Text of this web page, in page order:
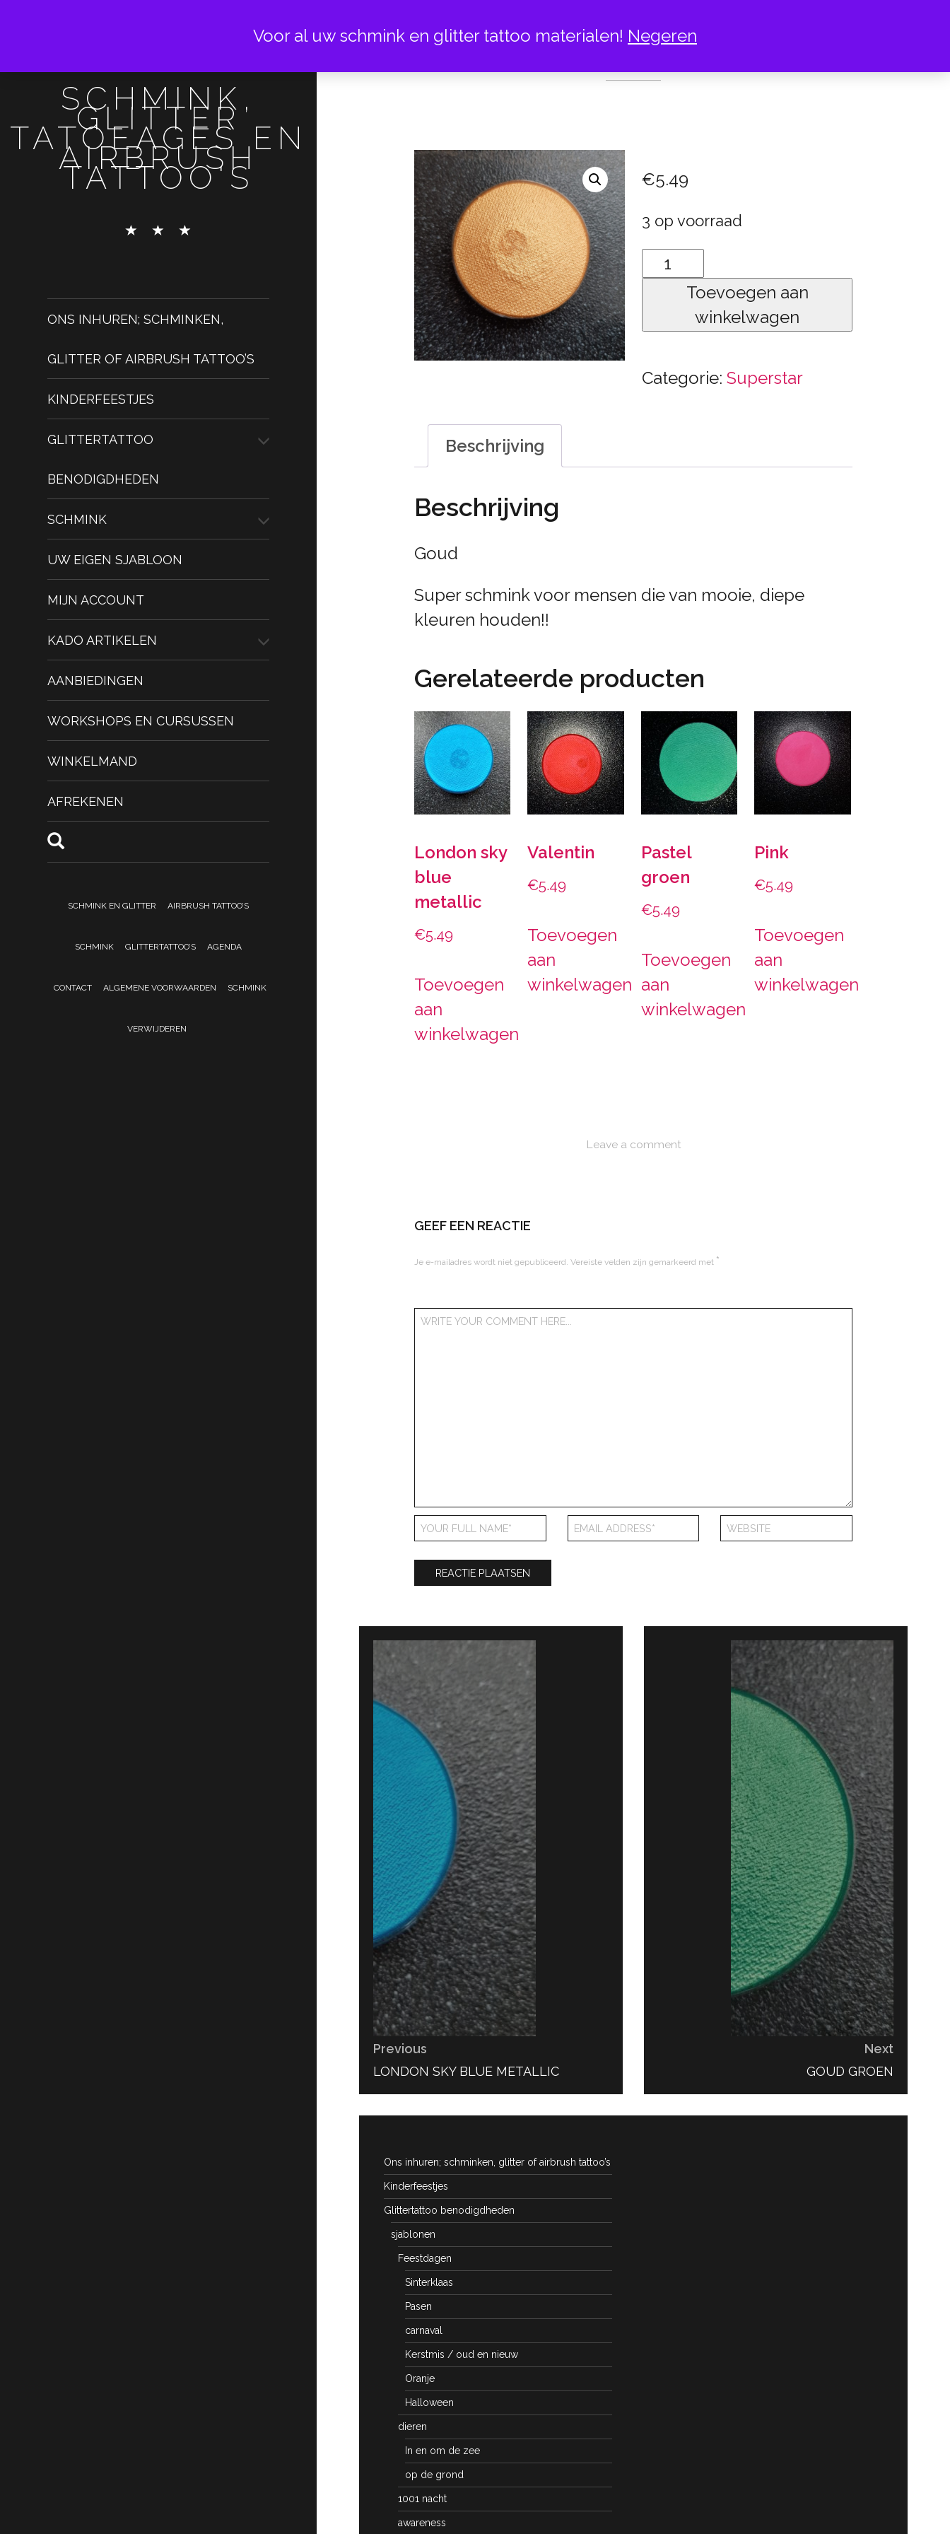
SCHMINK,
GLITTER
TATOEAGES EN
AIRBRUSH
TATTOO'S
ONS INHUREN; SCHMINKEN,
GLITTER OF AIRBRUSH TATTOO’S
KINDERFEESTJES
GLITTERTATTOO
BENODIGDHEDEN
SCHMINK
UW EIGEN SJABLOON
MIJN ACCOUNT
KADO ARTIKELEN
AANBIEDINGEN
WORKSHOPS EN CURSUSSEN
WINKELMAND
AFREKENEN
SCHMINK EN GLITTER AIRBRUSH TATTOO’S
SCHMINK GLITTERTATTOO’S AGENDA
CONTACT ALGEMENE VOORWAARDEN SCHMINK
VERWIJDEREN
GOUD
€5.49
3 op voorraad
goud
aantalToevoegen aan
winkelwagen
Categorie:Superstar
Beschrijving
Beschrijving
Goud
Super schmink voor mensen die van mooie, diepe
kleuren houden!!
Gerelateerde producten
London sky
blue
metallic
€5.49
Toevoegen
aan
winkelwagen
Valentin
€5.49
Toevoegen
aan
winkelwagen
Pastel
groen
€5.49
Toevoegen
aan
winkelwagen
Pink
€5.49
Toevoegen
aan
winkelwagen
Leave a comment
GEEF EEN REACTIE
Je e-mailadres wordt niet gepubliceerd. Vereiste velden zijn gemarkeerd met *
Bericht
navigatie
Previous
PREVIOUS
LONDON SKY BLUE METALLIC
Next
NEXT
GOUD GROEN
Ons inhuren; schminken, glitter of airbrush tattoo’s
Kinderfeestjes
Glittertattoo benodigdheden
sjablonen
Feestdagen
Sinterklaas
Pasen
carnaval
Kerstmis / oud en nieuw
Oranje
Halloween
dieren
In en om de zee
op de grond
1001 nacht
awareness
Voor al uw schmink en glitter tattoo materialen! Negeren